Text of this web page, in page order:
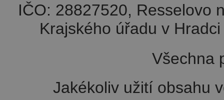
IČO: 28827520, Resselovo
Krajského úřadu v
Všechna
Jakékoliv užití obsahu